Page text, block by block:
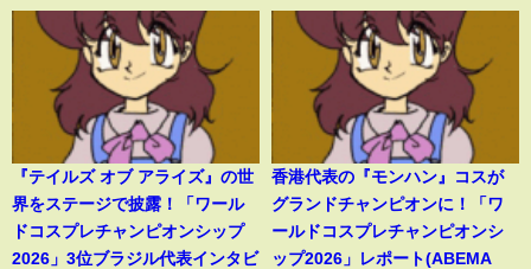
『テイルズ オブ アライズ』の世
界をステージで披露！「ワール
ドコスプレチャンピオンシップ
2026」3位ブラジル代表インタビ
香港代表の『モンハン』コスが
グランドチャンピオンに！「ワ
ールドコスプレチャンピオンシ
ップ2026」レポート(ABEMA